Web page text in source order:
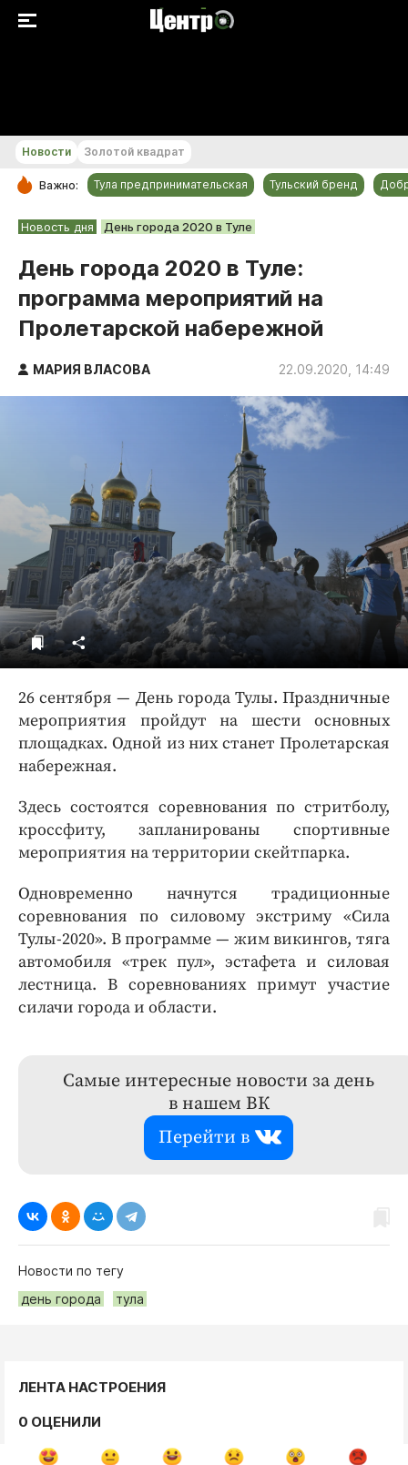
РУБРИКИ
Культура
Происшествия
Спорт
Тульский бренд
Тула предпринимательская
Голодный шпион
Новости Золотой квадрат
Важно: Тула предпринимательская Тульский бренд
Новость дня День города 2020 в Туле
День города 2020 в Туле:
программа мероприятий на
Пролетарской набережной
МАРИЯ ВЛАСОВА 22.09.2020, 14:49
26 сентября — День города Тулы. Праздничные
мероприятия пройдут на шести основных
площадках. Одной из них станет Пролетарская
набережная.
Здесь состоятся соревнования по стритболу,
кроссфиту, запланированы спортивные
мероприятия на территории скейтпарка.
Одновременно начнутся традиционные
соревнования по силовому экстриму «Сила
Тулы-2020». В программе — жим викингов, тяга
автомобиля «трек пул», эстафета и силовая
лестница. В соревнованиях примут участие
силачи города и области.
Самые интересные новости за день
в нашем ВК
Перейти в
Новости по тегу
день города
тула
ЛЕНТА НАСТРОЕНИЯ
0 ОЦЕНИЛИ